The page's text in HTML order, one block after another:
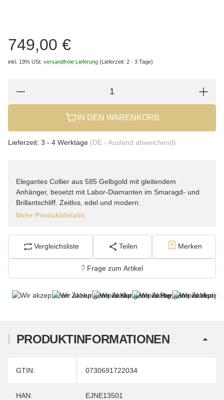
749,00 €
inkl. 19% USt. versandfreie Lieferung (Lieferzeit: 2 - 3 Tage)
IN DEN WARENKORB
Lieferzeit: 3 - 4 Werktage (DE - Ausland abweichend)
Elegantes Collier aus 585 Gelbgold mit gleitendem
Anhänger, besetzt mit Labor-Diamanten im Smaragd- und
Brillantschliff. Zeitlos, edel und modern.
Mehr Produktdetails
Vergleichsliste Teilen Merken
Frage zum Artikel
PRODUKTINFORMATIONEN
Produkteigenschaft
Wert
GTIN: 0730691722034
HAN: EJNE13501